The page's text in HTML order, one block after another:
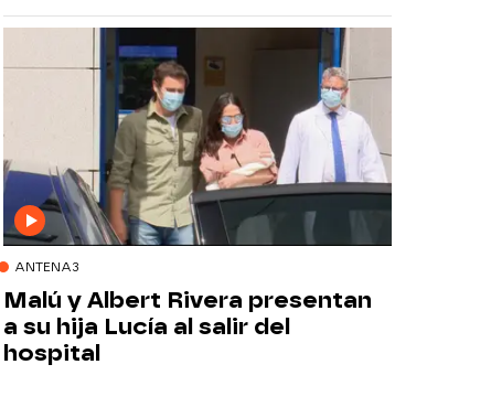
ANTENA3
Malú y Albert Rivera presentan
a su hija Lucía al salir del
hospital